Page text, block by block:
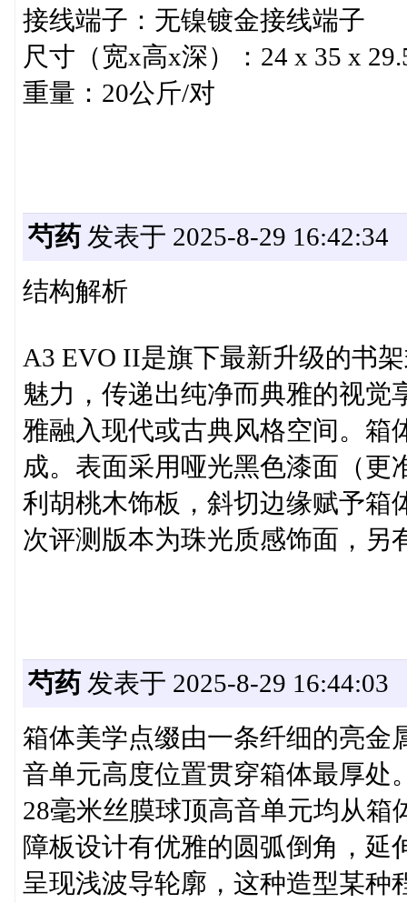
接线端子：无镍镀金接线端子
尺寸（宽x高x深）：24 x 35 x
重量：20公斤/对
芍药发表于 2025-8-29 16:42:34
结构解析
A3 EVO II是旗下最新升级的书
魅力，传递出纯净而典雅的视觉
雅融入现代或古典风格空间。箱
成。表面采用哑光黑色漆面（更
利胡桃木饰板，斜切边缘赋予箱
次评测版本为珠光质感饰面，另
芍药发表于 2025-8-29 16:44:03
箱体美学点缀由一条纤细的亮金
音单元高度位置贯穿箱体最厚处
28毫米丝膜球顶高音单元均从
障板设计有优雅的圆弧倒角，延
呈现浅波导轮廓，这种造型某种